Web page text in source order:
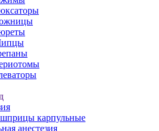
карпульные
анестезия